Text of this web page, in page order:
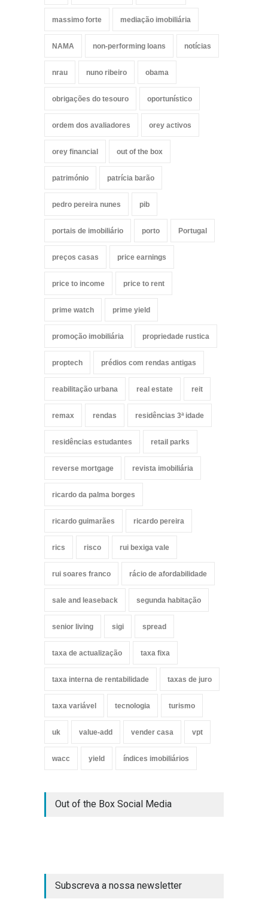
massimo forte mediação imobiliária
NAMA non-performing loans notícias
nrau nuno ribeiro obama
obrigações do tesouro oportunístico
ordem dos avaliadores orey activos
orey financial out of the box
património patrícia barão
pedro pereira nunes pib
portais de imobiliário porto Portugal
preços casas price earnings
price to income price to rent
prime watch prime yield
promoção imobiliária propriedade rustica
proptech prédios com rendas antigas
reabilitação urbana real estate reit
remax rendas residências 3ª idade
residências estudantes retail parks
reverse mortgage revista imobiliária
ricardo da palma borges
ricardo guimarães ricardo pereira
rics risco rui bexiga vale
rui soares franco rácio de afordabilidade
sale and leaseback segunda habitação
senior living sigi spread
taxa de actualização taxa fixa
taxa interna de rentabilidade taxas de juro
taxa variável tecnologia turismo
uk value-add vender casa vpt
wacc yield índices imobiliários
Out of the Box Social Media
Subscreva a nossa newsletter